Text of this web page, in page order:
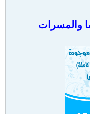
والمسرات